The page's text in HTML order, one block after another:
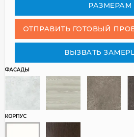
РАЗМЕРАМ
ОТПРАВИТЬ ГОТОВЫЙ
ВЫЗВАТЬ
ФАСАДЫ
КОРПУС